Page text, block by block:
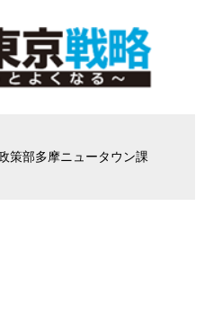
策部多摩ニュータウン課